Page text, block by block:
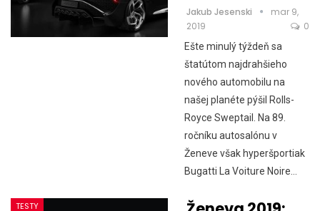
Jakub Jesenski
mar 9,
2019
0
Ešte minulý týždeň sa
štatútom najdrahšieho
nového automobilu na
našej planéte pýšil Rolls-
Royce Sweptail. Na 89.
ročníku autosalónu v
Ženeve však hyperšportiak
Bugatti La Voiture Noire…
TESTY